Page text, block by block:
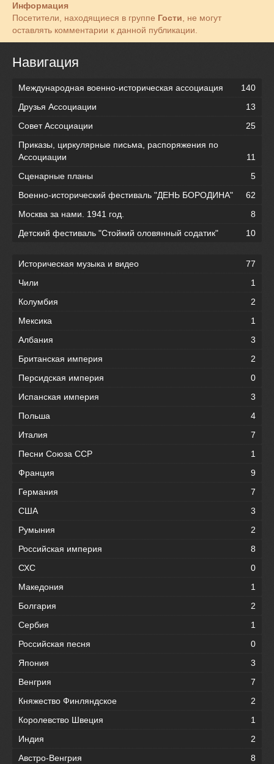
Информация
Посетители, находящиеся в группе Гости , не могут
оставлять комментарии к данной публикации.
Навигация
Международная военно-историческая ассоциация
140
Друзья Ассоциации
13
Совет Ассоциации
25
Приказы, циркулярные письма, распоряжения по
Ассоциации
11
Сценарные планы
5
Военно-исторический фестиваль "ДЕНЬ БОРОДИНА"
62
Москва за нами. 1941 год.
8
Детский фестиваль "Стойкий оловянный содатик"
10
Историческая музыка и видео
77
Чили
1
Колумбия
2
Мексика
1
Албания
3
Британская империя
2
Персидская империя
0
Испанская империя
3
Польша
4
Италия
7
Песни Союза ССР
1
Франция
9
Германия
7
США
3
Румыния
2
Российская империя
8
СХС
0
Македония
1
Болгария
2
Сербия
1
Российская песня
0
Япония
3
Венгрия
7
Княжество Финляндское
2
Королевство Швеция
1
Индия
2
Австро-Венгрия
8